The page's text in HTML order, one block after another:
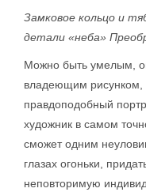
Замковое кольцо и
детали «неба»
Можно быть умелым,
владеющим рисунком,
правдоподобный
художник в самом
сможет одним
глазах огоньки,
неповторимую